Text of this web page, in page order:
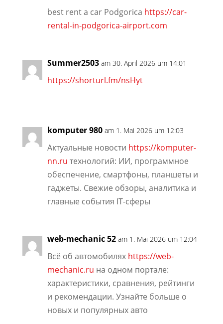
best rent a car Podgorica https://car-
rental-in-podgorica-airport.com
Summer2503 am 30. April 2026 um 14:01
https://shorturl.fm/nsHyt
komputer 980 am 1. Mai 2026 um 12:03
Актуальные новости https://komputer-
nn.ru технологий: ИИ, программное
обеспечение, смартфоны, планшеты и
гаджеты. Свежие обзоры, аналитика и
главные события IT-сферы
web-mechanic 52 am 1. Mai 2026 um 12:04
Всё об автомобилях https://web-
mechanic.ru на одном портале:
характеристики, сравнения, рейтинги
и рекомендации. Узнайте больше о
новых и популярных авто